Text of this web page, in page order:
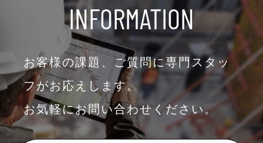
INFORMATION
お客様の課題、ご質問に専門スタッ
フがお応えします。
お気軽にお問い合わせください。